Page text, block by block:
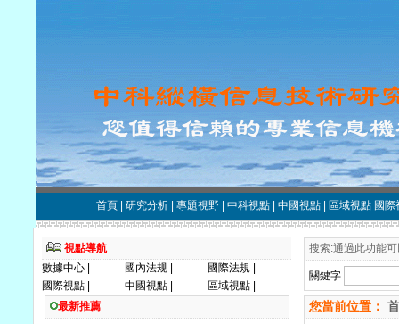
首頁 研究分析 專題視野 中科視點 中國視點 區域視點 國際
視點導航
數據中心
國內法规 國際法規
國際視點
中國視點 區域視點
最新推薦
搜索:通過此功能
關鍵字
您當前位置：